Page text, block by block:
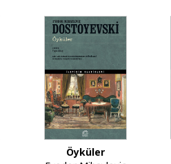
Öyküler